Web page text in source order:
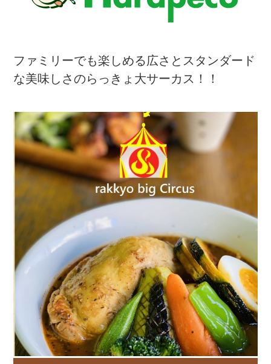
ファミリーでも楽しめる広さとスタンダード
な美味しさのらっきょ大サーカス！！